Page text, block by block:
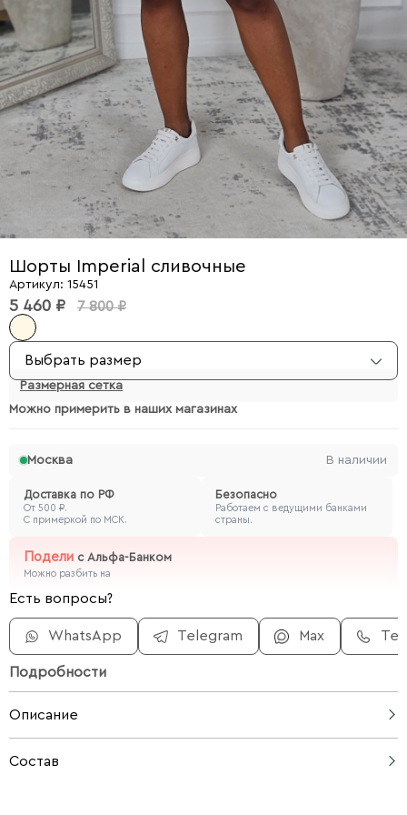
Шорты Imperial сливочные
Артикул: 15451
5 460 ₽ 7 800 ₽
Выбрать размер
Размерная сетка
Можно примерить в наших магазинах
Москва В наличии
Доставка по РФ
От 500 ₽.
С примеркой по МСК.
Безопасно
Работаем с ведущими банками
страны.
Подели с Альфа-Банком
Можно разбить на
Есть вопросы?
WhatsApp Telegram Max
Подробности
Описание
Классические хлопковые шорты прямого кроя — это
Состав